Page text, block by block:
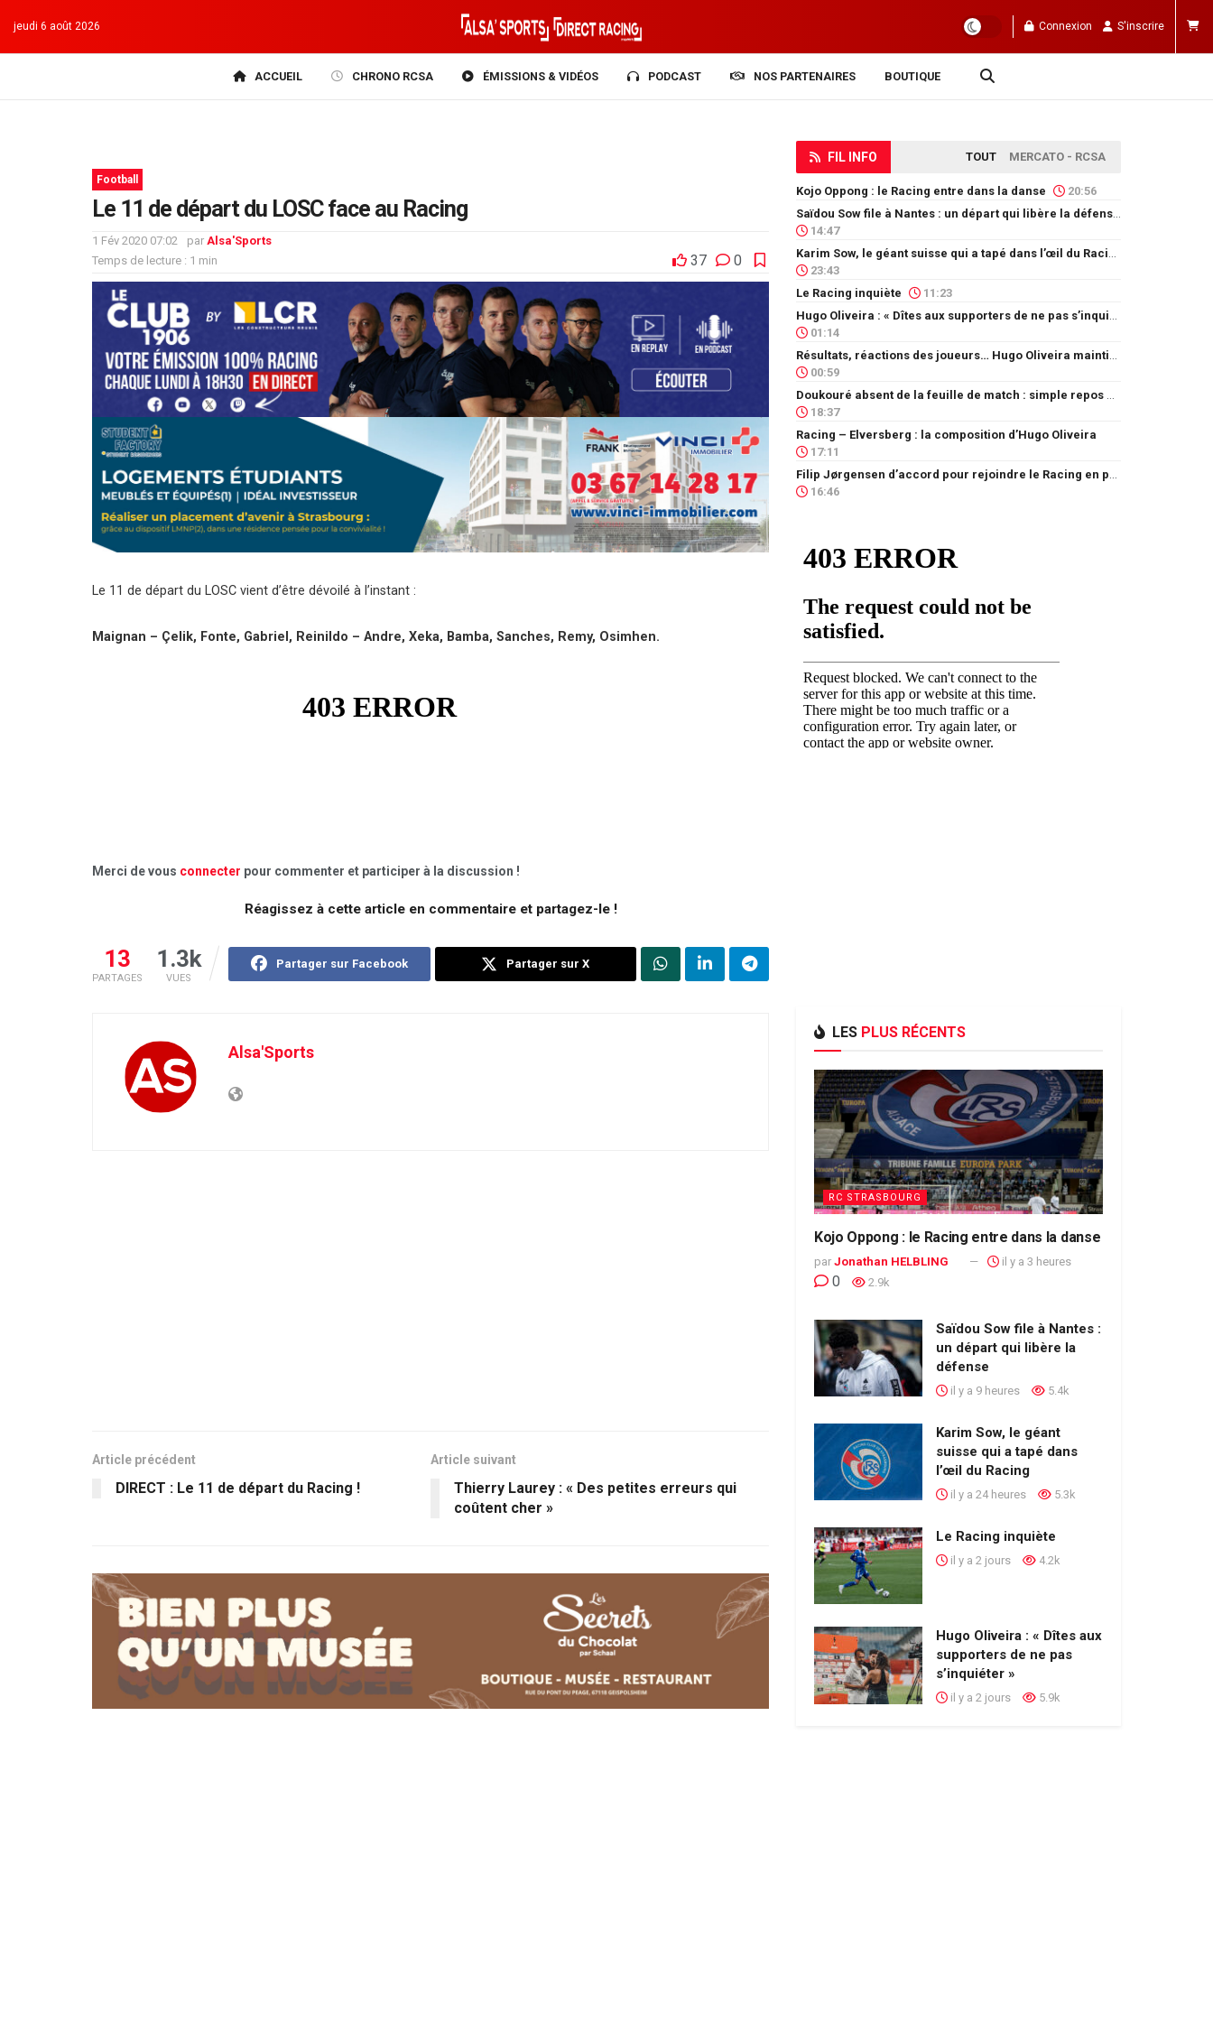
jeudi 6 août 2026 Connexion S'inscrire
ACCUEIL CHRONO RCSA ÉMISSIONS & VIDÉOS PODCAST NOS PARTENAIRES BOUTIQUE
Football
Le 11 de départ du LOSC face au Racing
1 Fév 2020 07:02 par Alsa'Sports
Temps de lecture : 1 min
37 0
Le 11 de départ du LOSC vient d’être dévoilé à l’instant :
Maignan – Çelik, Fonte, Gabriel, Reinildo – Andre, Xeka, Bamba, Sanches, Remy, Osimhen.
Merci de vous connecter pour commenter et participer à la discussion !
Réagissez à cette article en commentaire et partagez-le !
13
PARTAGES
1.3k
VUES
Partager sur Facebook Partager sur X
Alsa'Sports
Article précédent
DIRECT : Le 11 de départ du Racing !
Article suivant
Thierry Laurey : « Des petites erreurs qui
coûtent cher »
FIL INFO TOUT MERCATO - RCSA
Kojo Oppong : le Racing entre dans la danse 20:56
14:47
23:43
Le Racing inquiète
11:23
01:14
00:59
18:37
Racing – Elversberg : la composition d’Hugo Oliveira
17:11
16:46
LES PLUS RÉCENTS
RC STRASBOURG
Kojo Oppong : le Racing entre dans la danse
par Jonathan HELBLING il y a 3 heures
0 2.9k
Saïdou Sow file à Nantes :
un départ qui libère la
défense
il y a 9 heures 5.4k
Karim Sow, le géant
suisse qui a tapé dans
l’œil du Racing
il y a 24 heures 5.3k
Le Racing inquiète
il y a 2 jours 4.2k
Hugo Oliveira : « Dîtes aux
supporters de ne pas
s’inquiéter »
il y a 2 jours 5.9k